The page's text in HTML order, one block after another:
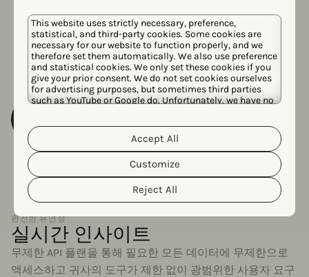
This website uses strictly necessary, preference,
statistical, and third-party cookies. Some cookies are
necessary for our website to function properly, and we
therefore set them automatically. We also use preference
and statistical cookies. We only set these cookies if you
give your prior consent. We do not set cookies ourselves
for advertising purposes, but sometimes third parties
such as YouTube or Google do. Unfortunately, we have no
personal data and the different cookies we use, please
read our
Cookie Policy&Privacy Policy
customize your cookie settings and preferences by
clicking the “Customize” button.
Reject All
Customize
Accept All
완전한 유연성
실시간 인사이트
무제한 API 플랜을 통해 필요한 모든 데이터에 무제한으로
액세스하고 귀사의 도구가 제한 없이 광범위한 사용자 요구